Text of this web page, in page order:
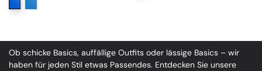
Ob schicke Basics, auffällige Outfits oder lässige Basics – wir
haben für jeden Stil etwas Passendes. Entdecken Sie unsere